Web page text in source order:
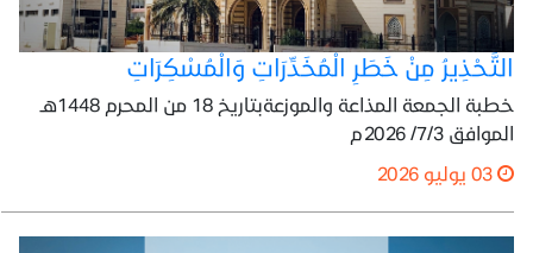
التَّحْذِيرُ مِنْ خَطَرِ الْمُخَدِّرَاتِ وَالْمُسْكِرَاتِ
خطبة الجمعة المذاعة والموزعةبتاريخ 18 من المحرم 1448هـ
الموافق 7/3/ 2026م